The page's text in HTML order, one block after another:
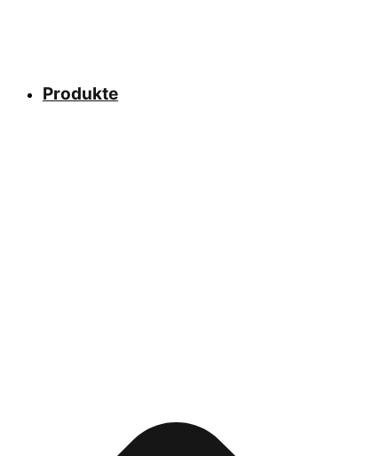
Produkte